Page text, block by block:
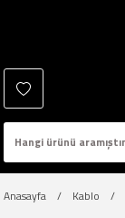
Anasayfa Kablo